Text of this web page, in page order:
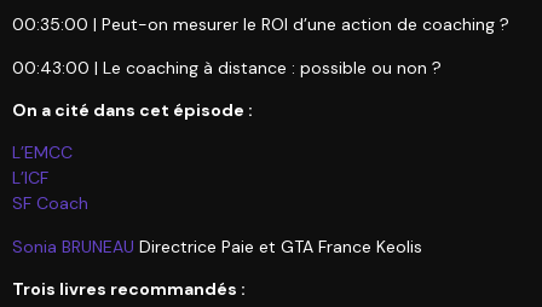
00:35:00 | Peut-on mesurer le ROI d’une action de coaching ?
00:43:00 | Le coaching à distance : possible ou non ?
On a cité dans cet épisode :
L’EMCC
L’ICF
SF Coach
Sonia BRUNEAU Directrice Paie et GTA France Keolis
Trois livres recommandés :